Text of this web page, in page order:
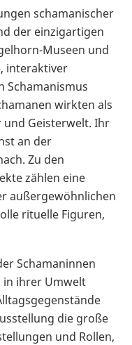
schamanischer
der einzigartigen
Museen und
interaktiver
Schamanismus
wirkten als
Geisterwelt. Ihr
an der
Zu den
zählen eine
außergewöhnlichen
rituelle Figuren,
Schamaninnen
in ihrer Umwelt
die große
und Rollen,